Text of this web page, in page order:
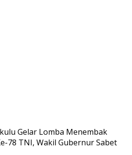
Gelar Lomba Menembak
78 TNI, Wakil Gubernur Sabet